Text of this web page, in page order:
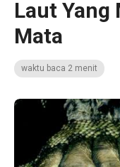
Laut Yang
Mata
waktu baca 2 menit